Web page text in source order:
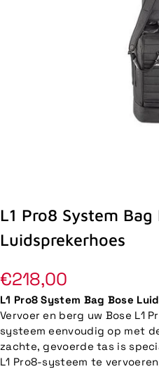
L1 Pro8 System Bag
Luidsprekerhoes
Normale
prijs
€218,00
L1 Pro8 System Bag Bose
Vervoer en berg uw Bose L1
systeem eenvoudig op met
zachte, gevoerde tas is
L1 Pro8-systeem te